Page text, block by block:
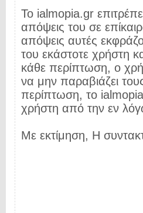
Το ialmopia.gr
απόψεις του σε
απόψεις αυτές
του εκάστοτε χρήστη
κάθε περίπτωση, ο
να μην παραβιάζει
περίπτωση, το
χρήστη από την εν
Με εκτίμηση, Η